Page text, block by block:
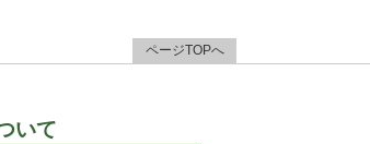
ページTOPへ